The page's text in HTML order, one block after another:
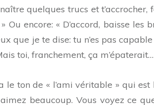
quelques trucs et
Ou encore: « D’accord, baisse
que je te dise: tu n’es pas
toi, franchement, ça
le ton de « l’ami véritable » qui
beaucoup. Vous voyez ce